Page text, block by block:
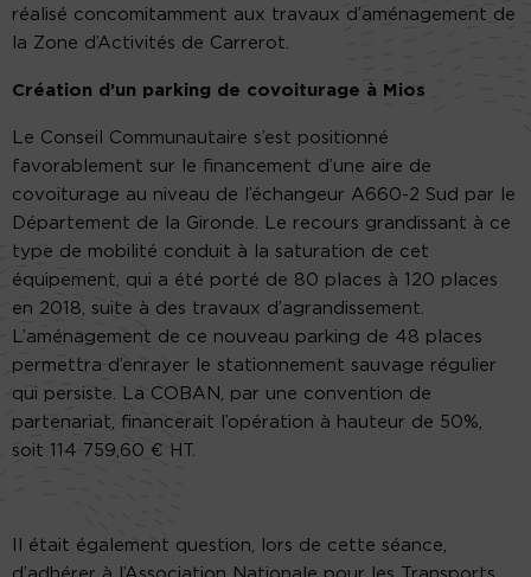
réalisé concomitamment aux travaux d’aménagement de
la Zone d’Activités de Carrerot.
Création d’un parking de covoiturage à Mios
Le Conseil Communautaire s’est positionné
favorablement sur le financement d’une aire de
covoiturage au niveau de l’échangeur A660-2 Sud par le
Département de la Gironde. Le recours grandissant à ce
type de mobilité conduit à la saturation de cet
équipement, qui a été porté de 80 places à 120 places
en 2018, suite à des travaux d’agrandissement.
L’aménagement de ce nouveau parking de 48 places
permettra d’enrayer le stationnement sauvage régulier
qui persiste. La COBAN, par une convention de
partenariat, financerait l’opération à hauteur de 50%,
soit 114 759,60 € HT.
Il était également question, lors de cette séance,